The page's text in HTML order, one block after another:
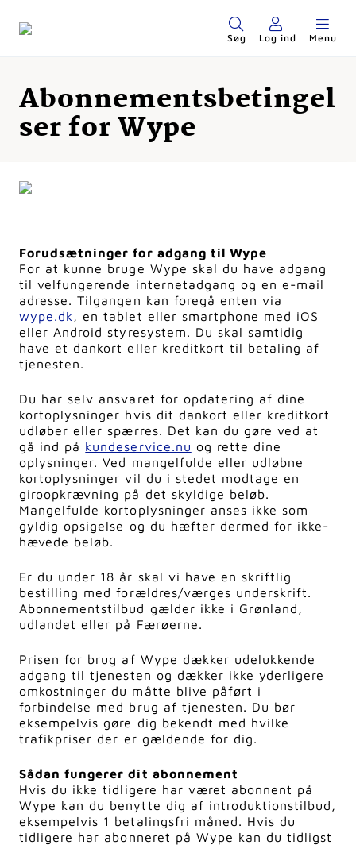
Søg Log ind Menu
Abonnementsbetingel
ser for Wype
Forudsætninger for adgang til Wype
For at kunne bruge Wype skal du have adgang
til velfungerende internetadgang og en e-mail
adresse. Tilgangen kan foregå enten via
wype.dk , en tablet eller smartphone med iOS
eller Android styresystem. Du skal samtidig
have et dankort eller kreditkort til betaling af
tjenesten.
Du har selv ansvaret for opdatering af dine
kortoplysninger hvis dit dankort eller kreditkort
udløber eller spærres. Det kan du gøre ved at
gå ind på kundeservice.nu og rette dine
oplysninger. Ved mangelfulde eller udløbne
kortoplysninger vil du i stedet modtage en
giroopkrævning på det skyldige beløb.
Mangelfulde kortoplysninger anses ikke som
gyldig opsigelse og du hæfter dermed for ikke-
hævede beløb.
Er du under 18 år skal vi have en skriftlig
bestilling med forældres/værges underskrift.
Abonnementstilbud gælder ikke i Grønland,
udlandet eller på Færøerne.
Prisen for brug af Wype dækker udelukkende
adgang til tjenesten og dækker ikke yderligere
omkostninger du måtte blive påført i
forbindelse med brug af tjenesten. Du bør
eksempelvis gøre dig bekendt med hvilke
trafikpriser der er gældende for dig.
Sådan fungerer dit abonnement
Hvis du ikke tidligere har været abonnent på
Wype kan du benytte dig af introduktionstilbud,
eksempelvis 1 betalingsfri måned. Hvis du
tidligere har abonneret på Wype kan du tidligst